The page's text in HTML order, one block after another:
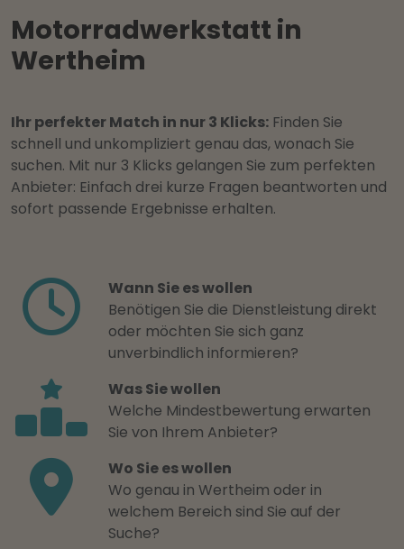
Motorradwerkstatt in
Wertheim
Ihr perfekter Match in nur 3 Klicks: Finden Sie
schnell und unkompliziert genau das, wonach Sie
suchen. Mit nur 3 Klicks gelangen Sie zum perfekten
Anbieter: Einfach drei kurze Fragen beantworten und
sofort passende Ergebnisse erhalten.
Wann Sie es wollen
Benötigen Sie die Dienstleistung direkt
oder möchten Sie sich ganz
unverbindlich informieren?
Was Sie wollen
Welche Mindestbewertung erwarten
Sie von Ihrem Anbieter?
Wo Sie es wollen
Wo genau in Wertheim oder in
welchem Bereich sind Sie auf der
Suche?